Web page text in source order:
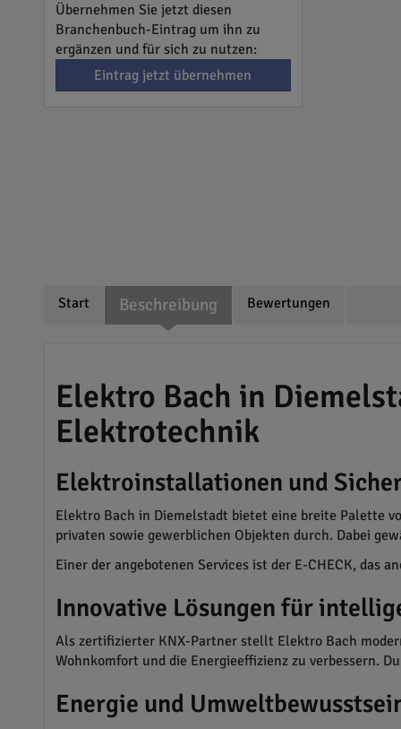
Übernehmen Sie jetzt diesen
Branchenbuch-Eintrag um ihn zu
ergänzen und für sich zu nutzen:
Eintrag jetzt übernehmen
Start Beschreibung Bewertungen
Elektro Bach in
Elektrotechnik
Elektroinstallationen und
Elektro Bach in Diemelstadt bietet eine breite Palette
privaten sowie gewerblichen Objekten durch. Dabei
Einer der angebotenen Services ist der E-CHECK,
Innovative Lösungen für
Als zertifizierter KNX-Partner stellt Elektro Bach
Wohnkomfort und die Energieeffizienz zu verbessern.
Energie und